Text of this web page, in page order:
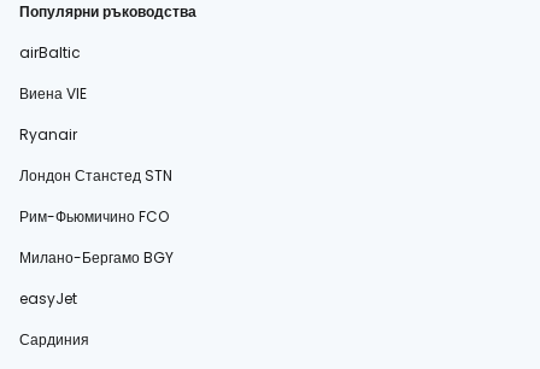
Популярни ръководства
airBaltic
Виена VIE
Ryanair
Лондон Станстед STN
Рим-Фьюмичино FCO
Милано-Бергамо BGY
easyJet
Сардиния